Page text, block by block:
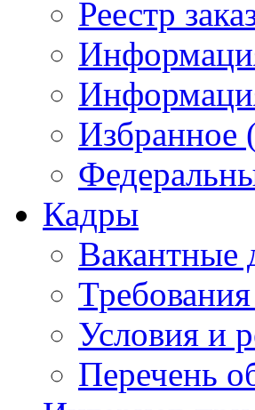
Реестр
Избранное
Кадры
Вакантные
Условия и
Перечень